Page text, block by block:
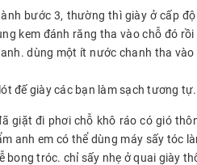
bước 3, thường thì giày ở cấp
kem đánh răng tha vào chỗ đó
dùng một ít nước chanh tha
đế giày các bạn làm sạch tương tự.
giặt đi phơi chỗ khô ráo có gió
anh em có thể dùng máy sấy tóc
bong tróc. chỉ sấy nhẹ ở quai giày